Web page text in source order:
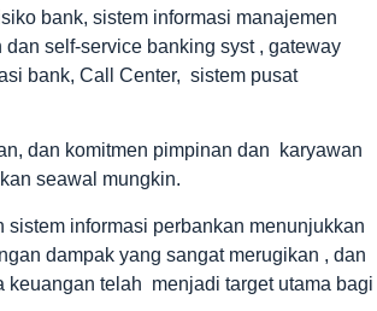
bank, sistem informasi manajemen
self-service banking syst , gateway
bank, Call Center, sistem pusat
dan komitmen pimpinan dan karyawan
seawal mungkin.
informasi perbankan menunjukkan
dampak yang sangat merugikan , dan
telah menjadi target utama bagi